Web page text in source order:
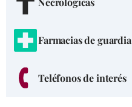
Farmacias de guardia
Teléfonos de interés